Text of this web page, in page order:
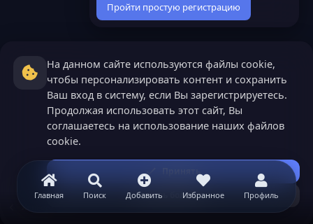
Главная Поиск Добавить Избранное Профиль
XenForo
Пройти простую регистрацию
На данном сайте используются файлы cookie,
чтобы персонализировать контент и сохранить
Ваш вход в систему, если Вы зарегистрируетесь.
Продолжая использовать этот сайт, Вы
соглашаетесь на использование наших файлов
cookie.
Принять
Узнать больше...